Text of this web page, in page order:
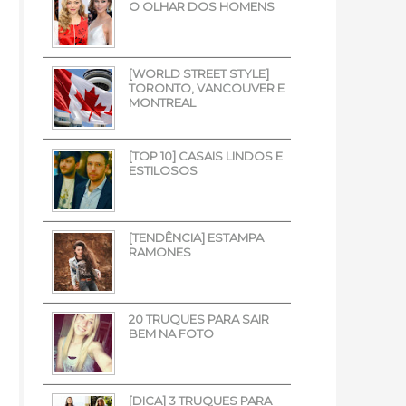
O OLHAR DOS HOMENS
[WORLD STREET STYLE]
TORONTO, VANCOUVER E
MONTREAL
[TOP 10] CASAIS LINDOS E
ESTILOSOS
[TENDÊNCIA] ESTAMPA
RAMONES
20 TRUQUES PARA SAIR
BEM NA FOTO
[DICA] 3 TRUQUES PARA